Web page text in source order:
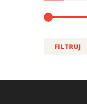
FILTRUJ